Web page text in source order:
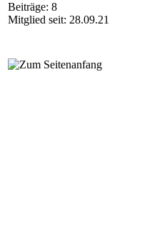
Beiträge: 8
Mitglied seit: 28.09.21